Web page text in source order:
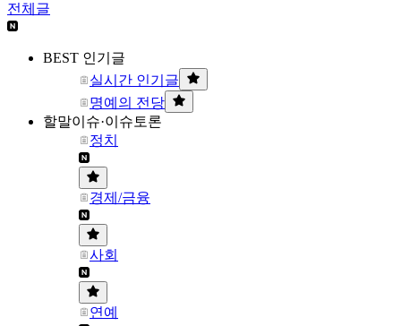
전체글
BEST 인기글
실시간 인기글
명예의 전당
할말이슈·이슈토론
정치
경제/금융
사회
연예